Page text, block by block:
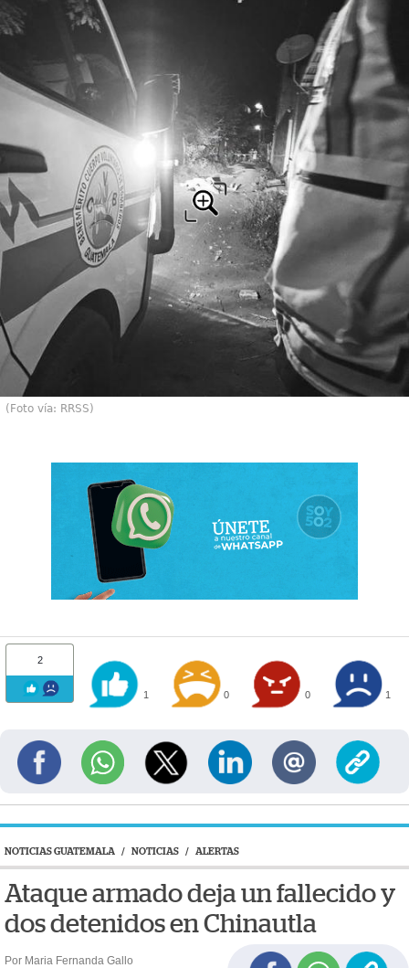
(Foto vía: RRSS)
2
1 0 0 1
NOTICIAS GUATEMALA / NOTICIAS / ALERTAS
Ataque armado deja un fallecido y
dos detenidos en Chinautla
Por Maria Fernanda Gallo